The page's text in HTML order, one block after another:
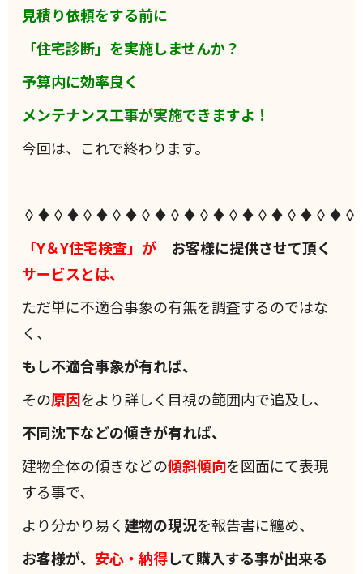
見積り依頼をする前に
「住宅診断」を実施しませんか？
予算内に効率良く
メンテナンス工事が実施できますよ！
今回は、これで終わります。
「Y＆Y住宅検査」が お客様に提供させて頂く
サービスとは、
ただ単に不適合事象の有無を調査するのではな
く、
もし不適合事象が有れば、
その原因をより詳しく目視の範囲内で追及し、
不同沈下などの傾きが有れば、
建物全体の傾きなどの傾斜傾向を図面にて表現
する事で、
より分かり易く 建物の現況を報告書に纏め、
お客様が、 安心・納得して購入する事が出来る